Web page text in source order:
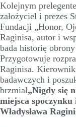
Kolejnym
założyciel i prezes
Fundacji „Honor,
Raginisa, autor i
bada historię
Przygotowuje
Raginisa.
badawczych i
brzmiał„Nigdy się
miejsca
Władysława